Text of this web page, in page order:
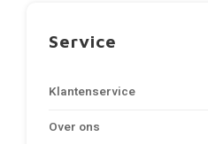
Service
Klantenservice
Over ons